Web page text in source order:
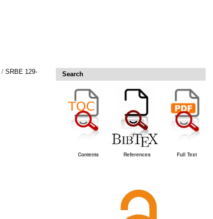
/SRBE 129-
Search
Contents References Full Text